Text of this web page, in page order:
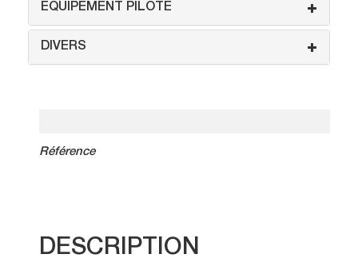
EQUIPEMENT PILOTE
DIVERS
Référence
DESCRIPTION